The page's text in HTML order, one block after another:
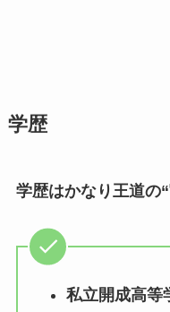
学歴
学歴はかなり王道の
私立開成高等